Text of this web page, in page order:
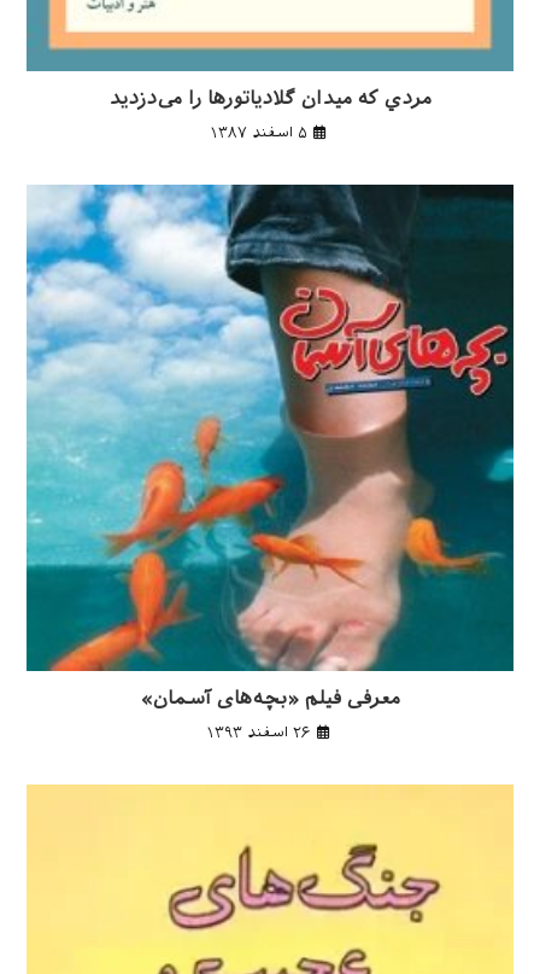
مردي كه ميدان گلادياتورها را می‌دزديد
۵ اسفند ۱۳۸۷
معرفی فیلم «بچه‌های آسمان»
۲۶ اسفند ۱۳۹۳